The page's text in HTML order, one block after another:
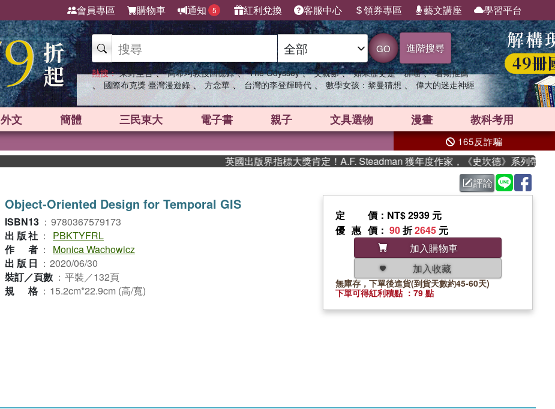
會員專區 購物車 通知 5 紅利兌換 客服中心 領券專區 藝文講座 學習平台
GO 進階搜尋
熱搜： 東野圭吾 、 高希均教授回憶錄 、 The Odyssey 、 父親節 、 如果歷史是一群喵 、 暑期推薦
、 國際布克獎 臺灣漫遊錄 、 方念華 、 台灣的李登輝時代 、 數學女孩：黎曼猜想 、 偉大的迷走神經
外文 簡體 三民東大 電子書 親子 文具選物 漫畫 教科考用
165反詐騙
英國出版界指標大獎肯定！A.F. Steadman 獲年度作家，《史坎德》系列帶你踏上
評論
Object-Oriented Design for Temporal GIS
ISBN13 ： 9780367579173
出版社 ：
PBKTYFRL
作者 ：
Monica Wachowicz
出版日 ： 2020/06/30
裝訂／頁數 ： 平裝／132頁
規格 ： 15.2cm*22.9cm (高/寬)
定價 ：NT$ 2939 元
優惠價 ： 90折2645 元
加入購物車
加入收藏
無庫存，下單後進貨(到貨天數約45-60天)
下單可得紅利積點 ：79 點